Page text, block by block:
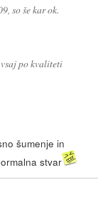
so še kar ok.
po kvaliteti
šumenje in
stvar